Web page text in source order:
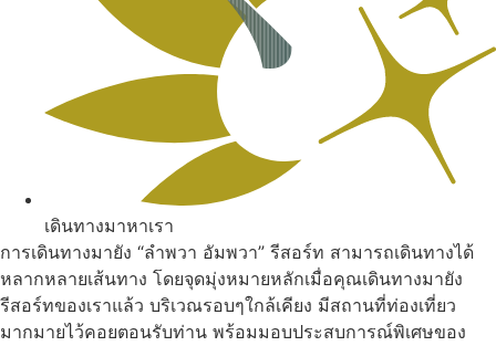
เดินทางมาหาเรา
การเดินทางมายัง “ลำพวา อัมพวา” รีสอร์ท สามารถเดินทางได้
หลากหลายเส้นทาง โดยจุดมุ่งหมายหลักเมื่อคุณเดินทางมายัง
รีสอร์ทของเราแล้ว บริเวณรอบๆใกล้เคียง มีสถานที่ท่องเที่ยว
มากมายไว้คอยตอนรับท่าน พร้อมมอบประสบการณ์พิเศษของ